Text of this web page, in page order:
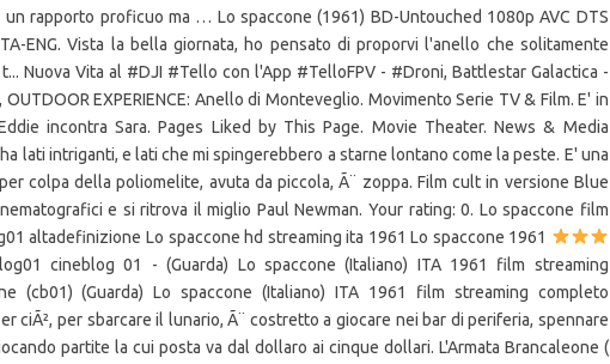
un rapporto proficuo ma … Lo spaccone (1961) BD-Untouched 1080p AVC DTS
ENG. Vista la bella giornata, ho pensato di proporvi l'anello che solitamente
Nuova Vita al #DJI #Tello con l'App #TelloFPV - #Droni, Battlestar Galactica -
EXPERIENCE: Anello di Monteveglio. Movimento Serie TV & Film. E' in
incontra Sara. Pages Liked by This Page. Movie Theater. News & Media
lati intriganti, e lati che mi spingerebbero a starne lontano come la peste. E' una
colpa della poliomelite, avuta da piccola, Ã¨ zoppa. Film cult in versione Blue
e si ritrova il miglio Paul Newman. Your rating: 0. Lo spaccone film
altadefinizione Lo spaccone hd streaming ita 1961 Lo spaccone 1961
cineblog 01 - (Guarda) Lo spaccone (Italiano) ITA 1961 film streaming
(cb01) (Guarda) Lo spaccone (Italiano) ITA 1961 film streaming completo
ciÃ², per sbarcare il lunario, Ã¨ costretto a giocare nei bar di periferia, spennare
partite la cui posta va dal dollaro ai cinque dollari. L'Armata Brancaleone (